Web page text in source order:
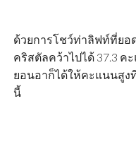
ด้วยการโชว์ท่าลิฟท์ที่ยอ
คริสตัลคว้าไปได้ 37.3 ค
ยอนอาก็ได้ให้คะแนนสูง
นี้